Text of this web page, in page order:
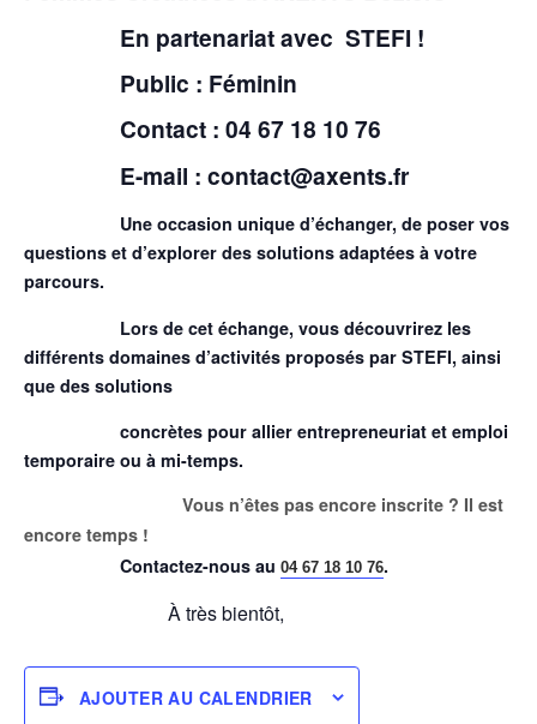
En partenariat avec STEFI !
Public : Féminin
Contact : 04 67 18 10 76
E-mail : contact@axents.fr
Une occasion unique d’échanger, de poser vos
questions et d’explorer des solutions adaptées à votre
parcours.
Lors de cet échange, vous découvrirez les
différents domaines d’activités proposés par STEFI, ainsi
que des solutions
concrètes pour allier entrepreneuriat et emploi
temporaire ou à mi-temps.
Vous n’êtes pas encore inscrite ? Il est
encore temps !
Contactez-nous au 04 67 18 10 76.
À très bientôt,
AJOUTER AU CALENDRIER